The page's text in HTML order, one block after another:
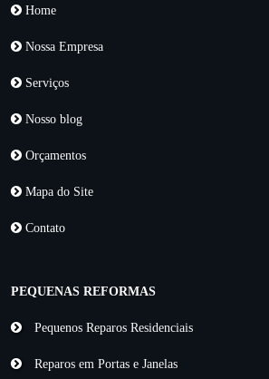
Home
Nossa Empresa
Serviços
Nosso blog
Orçamentos
Mapa do Site
Contato
PEQUENAS REFORMAS
Pequenos Reparos Residenciais
Reparos em Portas e Janelas